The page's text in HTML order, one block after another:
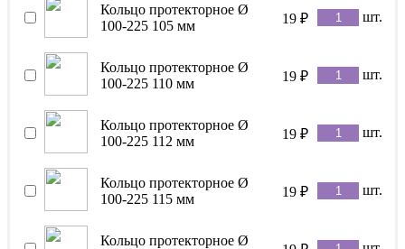
Кольцо протекторное Ø
100-225 105 мм
19 ₽ шт.
Кольцо протекторное Ø
100-225 110 мм
19 ₽ шт.
Кольцо протекторное Ø
100-225 112 мм
19 ₽ шт.
Кольцо протекторное Ø
100-225 115 мм
19 ₽ шт.
Кольцо протекторное Ø